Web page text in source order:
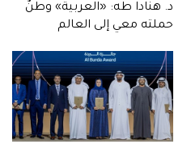
د. هنادا طه: «العربية» وطنٌ
حملته معي إلى العالم